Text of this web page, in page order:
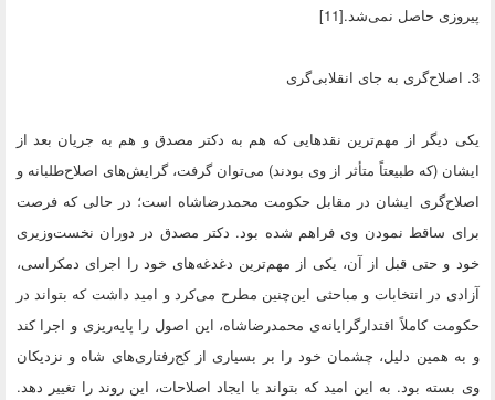
پیروزی حاصل نمی‌شد.[11]
3. اصلاح‌گری به جای انقلابی‌گری
یکی دیگر از مهم‌ترین نقدهایی که هم به دکتر مصدق و هم به جریان بعد از
ایشان (که طبیعتاً متأثر از وی بودند) می‌توان گرفت، گرایش‌های اصلاح‌طلبانه و
اصلاح‌گری ایشان در مقابل حکومت محمدرضاشاه است؛ در حالی که فرصت
برای ساقط نمودن وی فراهم شده بود. دکتر مصدق در دوران نخست‌وزیری
خود و حتی قبل از آن، یکی از مهم‌ترین دغدغه‌های خود را اجرای دمکراسی،
آزادی در انتخابات و مباحثی این‌چنین مطرح می‌کرد و امید داشت که بتواند در
حکومت کاملاً اقتدارگرایانه‌ی محمدرضاشاه، این اصول را پایه‌ریزی و اجرا کند
و به همین دلیل، چشمان خود را بر بسیاری از کج‌رفتاری‌های شاه و نزدیکان
وی بسته بود. به این امید که بتواند با ایجاد اصلاحات، این روند را تغییر دهد.